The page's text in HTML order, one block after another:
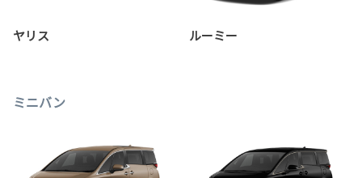
ヤリス ルーミー
ミニバン